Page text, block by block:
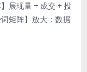
展现量 + 成交 + 投
矩阵】放大：数据